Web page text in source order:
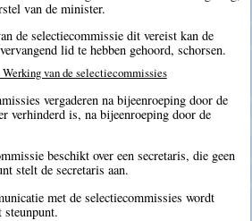
van de minister.
de selectiecommissie dit vereist kan de
lid te hebben gehoord, schorsen.
van de selectiecommissies
vergaderen na bijeenroeping door de
verhinderd is, na bijeenroeping door de
beschikt over een secretaris, die geen
stelt de secretaris aan.
met de selectiecommissies wordt
steunpunt.